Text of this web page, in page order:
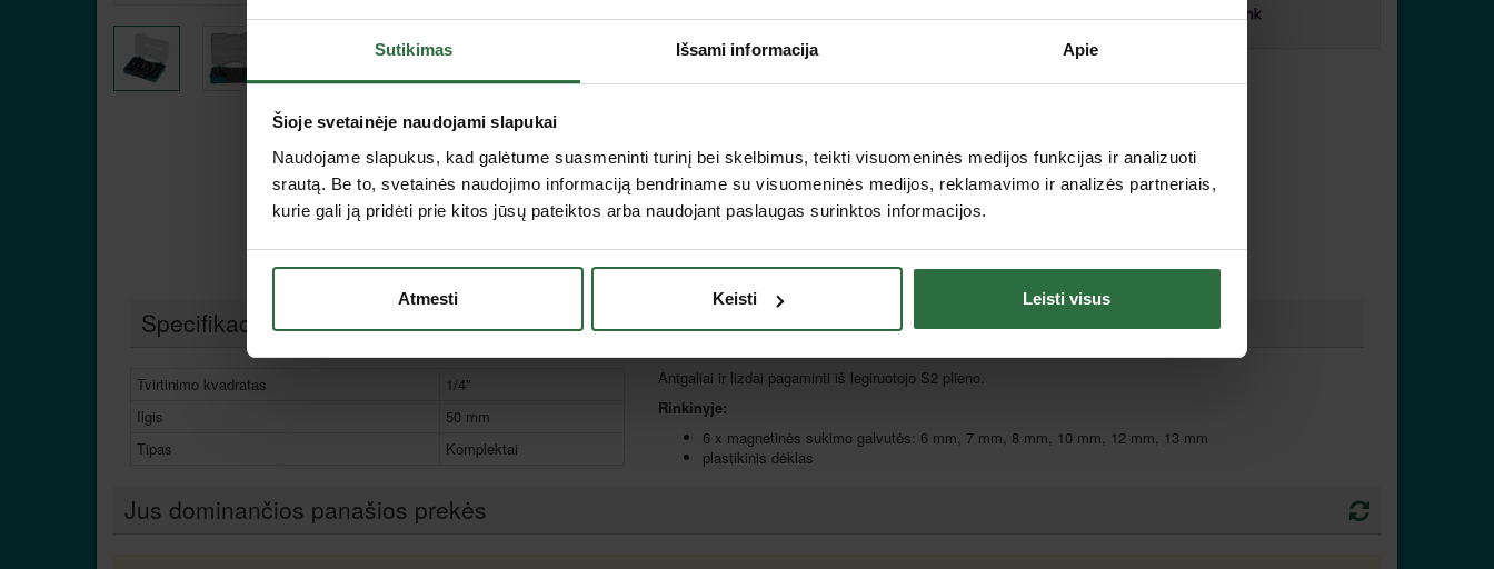
Sutikimas Išsami informacija Apie
Šioje svetainėje naudojami slapukai
Naudojame slapukus, kad galėtume suasmeninti turinį bei skelbimus, teikti visuomeninės medijos funkcijas ir analizuoti
srautą. Be to, svetainės naudojimo informaciją bendriname su visuomeninės medijos, reklamavimo ir analizės partneriais,
kurie gali ją pridėti prie kitos jūsų pateiktos arba naudojant paslaugas surinktos informacijos.
Atmesti Keisti Leisti visus
Šiauliai, Metalistų g. 6c, Šiauliai
Panevėžys, J. Janonio 2B, Panevėžys
Alytus, Alovės g. 5b, Alytus
Marijampolė, Gamyklų g. 9, Marijampolė
Tauragė, Gedimino g. 46 A, Tauragė
Aprašymas
Antgaliai ir lizdai pagaminti iš legiruotojo S2 plieno.
Rinkinyje:
6 x magnetinės sukimo galvutės: 6 mm, 7 mm, 8 mm, 10 mm, 12 mm, 13 mm
plastikinis dėklas
Specifikacija
Tvirtinimo kvadratas
1/4"
Ilgis
50 mm
Tipas
Komplektai
Jus dominančios panašios prekės